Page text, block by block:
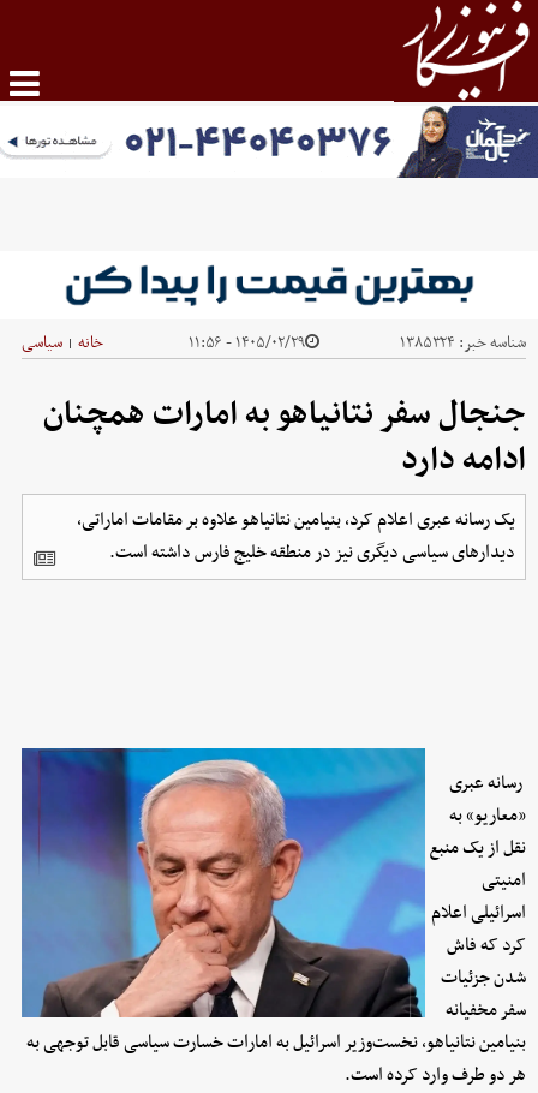
شناسه خبر: ۱۳۸۵۳۲۴ ۱۴۰۵/۰۲/۲۹ - ۱۱:۵۶ خانه | سیاسی
جنجال سفر نتانیاهو به امارات همچنان
ادامه دارد
یک رسانه عبری اعلام کرد، بنیامین نتانیاهو علاوه بر مقامات اماراتی،
دیدارهای سیاسی دیگری نیز در منطقه خلیج فارس داشته است.
رسانه‌ عبری
«معاریو» به
نقل از یک منبع
امنیتی
اسرائیلی اعلام
کرد که فاش
شدن جزئیات
سفر مخفیانه
بنیامین نتانیاهو، نخست‌وزیر اسرائیل به امارات خسارت سیاسی قابل توجهی به
هر دو طرف وارد کرده است.